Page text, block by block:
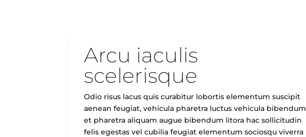
Arcu iaculis
scelerisque
Odio risus lacus quis curabitur lobortis elementum suscipit
aenean feugiat, vehicula pharetra luctus vehicula bibendum
et pharetra aliquam augue bibendum litora hac sollicitudin
felis egestas vel cubilia feugiat elementum sociosqu viverra